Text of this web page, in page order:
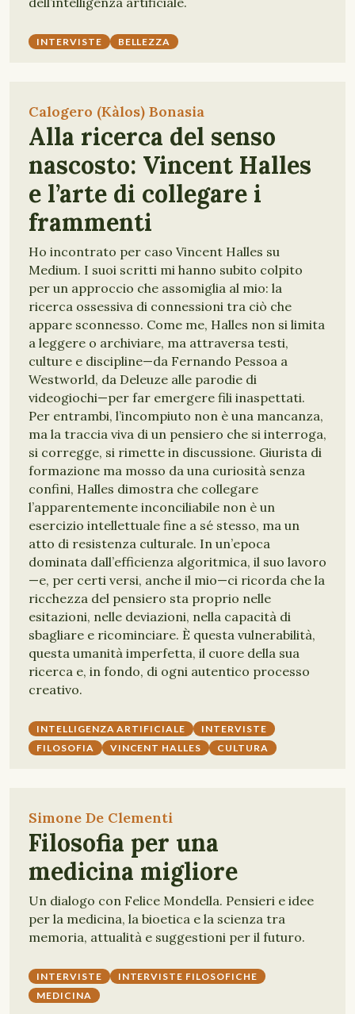
INTERVISTE BELLEZZA
Calogero (Kàlos) Bonasia
Alla ricerca del senso
nascosto: Vincent Halles
e l’arte di collegare i
frammenti
Ho incontrato per caso Vincent Halles su
Medium. I suoi scritti mi hanno subito colpito
per un approccio che assomiglia al mio: la
ricerca ossessiva di connessioni tra ciò che
appare sconnesso. Come me, Halles non si limita
a leggere o archiviare, ma attraversa testi,
culture e discipline—da Fernando Pessoa a
Westworld, da Deleuze alle parodie di
videogiochi—per far emergere fili inaspettati.
Per entrambi, l’incompiuto non è una mancanza,
ma la traccia viva di un pensiero che si interroga,
si corregge, si rimette in discussione. Giurista di
formazione ma mosso da una curiosità senza
confini, Halles dimostra che collegare
l’apparentemente inconciliabile non è un
esercizio intellettuale fine a sé stesso, ma un
atto di resistenza culturale. In un’epoca
dominata dall’efficienza algoritmica, il suo lavoro
—e, per certi versi, anche il mio—ci ricorda che la
ricchezza del pensiero sta proprio nelle
esitazioni, nelle deviazioni, nella capacità di
sbagliare e ricominciare. È questa vulnerabilità,
questa umanità imperfetta, il cuore della sua
ricerca e, in fondo, di ogni autentico processo
creativo.
INTELLIGENZA ARTIFICIALE
INTERVISTE
FILOSOFIA
VINCENT HALLES CULTURA
Simone De Clementi
Filosofia per una
medicina migliore
Un dialogo con Felice Mondella. Pensieri e idee
per la medicina, la bioetica e la scienza tra
memoria, attualità e suggestioni per il futuro.
INTERVISTE
INTERVISTE FILOSOFICHE
MEDICINA